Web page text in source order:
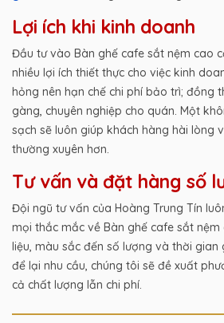
Lợi ích khi kinh doanh
Đầu tư vào Bàn ghế cafe sắt nệm cao
nhiều lợi ích thiết thực cho việc kinh
hỏng nên hạn chế chi phí bảo trì; đồng
gàng, chuyên nghiệp cho quán. Một
sạch sẽ luôn giúp khách hàng hài lòng
thường xuyên hơn.
Tư vấn và đặt hàng số
Đội ngũ tư vấn của Hoàng Trung Tín
mọi thắc mắc về Bàn ghế cafe sắt nệm
liệu, màu sắc đến số lượng và thời gian
để lại nhu cầu, chúng tôi sẽ đề xuất
cả chất lượng lẫn chi phí.